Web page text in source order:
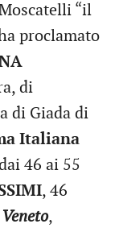
“il
proclamato
di
di Giada di
Italiana
46 ai 55
, 46
,